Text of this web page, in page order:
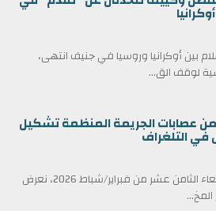
بين أوكرانيا وروسيا في جنيف انتهى،
لوقف الق...
من عصابات الجريمة المنظمة تشكيل
التلغراف
في عناوين الصحف ليوم الأربعاء الثامن عشر من فبراير/شباط 2026، نعرض